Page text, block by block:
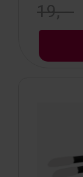
19, -